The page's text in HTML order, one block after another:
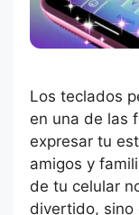
Los teclados
en una de las
expresar tu
amigos y
de tu celular
divertido, sino